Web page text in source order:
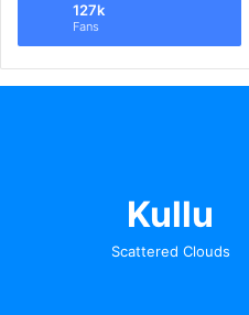
127k
Fans
Kullu
Scattered Clouds